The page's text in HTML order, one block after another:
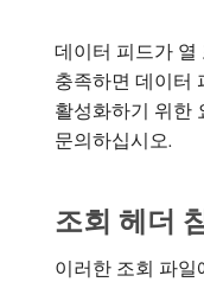
데이터 피드가 열
충족하면 데이터
활성화하기 위한
문의하십시오.
조회 헤더
이러한 조회 파